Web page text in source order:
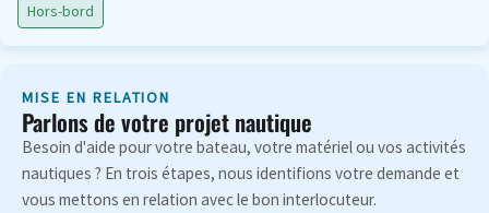
Hors-bord
MISE EN RELATION
Parlons de votre projet nautique
Besoin d'aide pour votre bateau, votre matériel ou vos activités
nautiques ? En trois étapes, nous identifions votre demande et
vous mettons en relation avec le bon interlocuteur.